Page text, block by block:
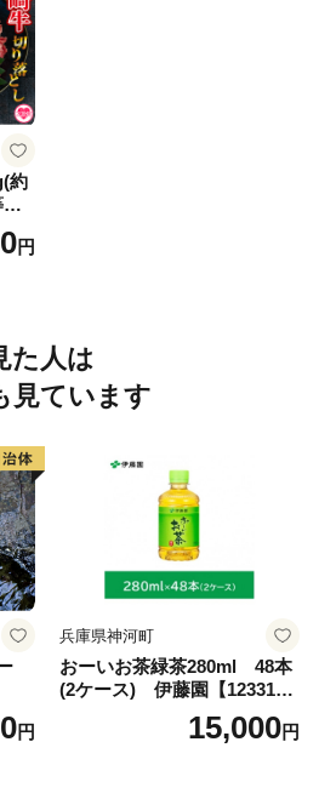
約
フ
円
た人は
見ています
円
兵庫県神河町
おーいお茶緑茶280ml 48本
(2ケース) 伊藤園【123317
15,000円